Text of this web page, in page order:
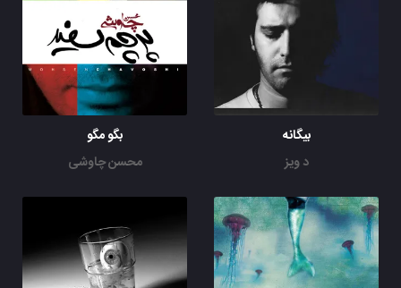
بیگانه
د ویز
بگو مگو
محسن چاوشی